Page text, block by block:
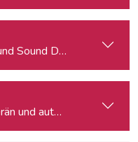
Sound Design
und authentisch